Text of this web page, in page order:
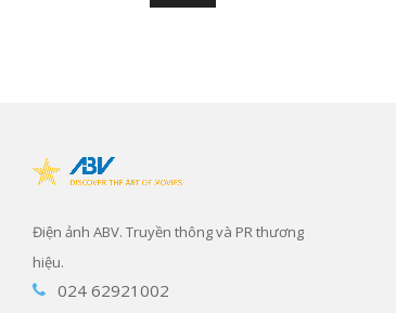
Điện ảnh ABV. Truyền thông và PR thương
hiệu.
024 62921002